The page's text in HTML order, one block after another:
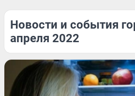
Новости и события
апреля 2022